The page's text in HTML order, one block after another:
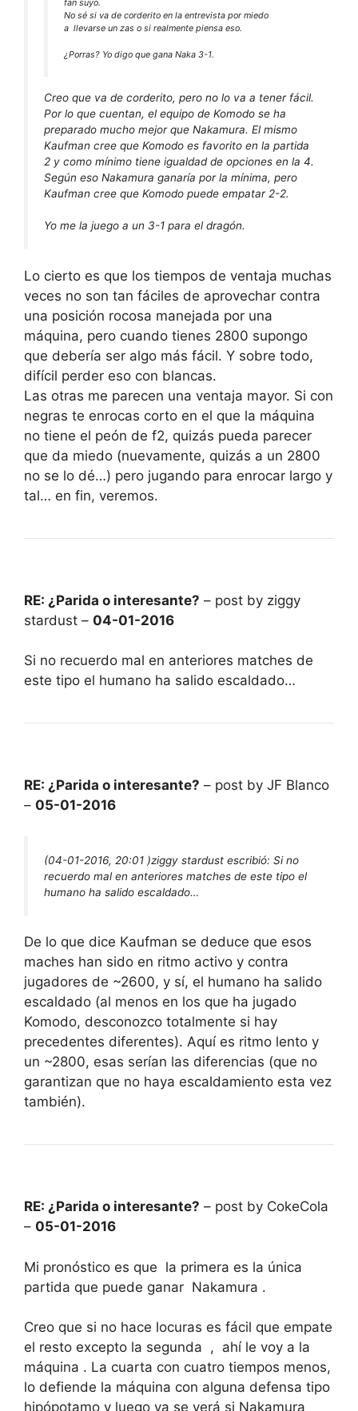
fan suyo.
No sé si va de corderito en la entrevista por miedo
a llevarse un zas o si realmente piensa eso.
¿Porras? Yo digo que gana Naka 3-1.
Creo que va de corderito, pero no lo va a tener fácil.
Por lo que cuentan, el equipo de Komodo se ha
preparado mucho mejor que Nakamura. El mismo
Kaufman cree que Komodo es favorito en la partida
2 y como mínimo tiene igualdad de opciones en la 4.
Según eso Nakamura ganaría por la mínima, pero
Kaufman cree que Komodo puede empatar 2-2.
Yo me la juego a un 3-1 para el dragón.
Lo cierto es que los tiempos de ventaja muchas
veces no son tan fáciles de aprovechar contra
una posición rocosa manejada por una
máquina, pero cuando tienes 2800 supongo
que debería ser algo más fácil. Y sobre todo,
difícil perder eso con blancas.
Las otras me parecen una ventaja mayor. Si con
negras te enrocas corto en el que la máquina
no tiene el peón de f2, quizás pueda parecer
que da miedo (nuevamente, quizás a un 2800
no se lo dé…) pero jugando para enrocar largo y
tal… en fin, veremos.
RE: ¿Parida o interesante? – post by ziggy
stardust – 04-01-2016
Si no recuerdo mal en anteriores matches de
este tipo el humano ha salido escaldado…
RE: ¿Parida o interesante? – post by JF Blanco
– 05-01-2016
(04-01-2016, 20:01 )ziggy stardust escribió: Si no
recuerdo mal en anteriores matches de este tipo el
humano ha salido escaldado…
De lo que dice Kaufman se deduce que esos
maches han sido en ritmo activo y contra
jugadores de ~2600, y sí, el humano ha salido
escaldado (al menos en los que ha jugado
Komodo, desconozco totalmente si hay
precedentes diferentes). Aquí es ritmo lento y
un ~2800, esas serían las diferencias (que no
garantizan que no haya escaldamiento esta vez
también).
RE: ¿Parida o interesante? – post by CokeCola
– 05-01-2016
Mi pronóstico es que la primera es la única
partida que puede ganar Nakamura .
Creo que si no hace locuras es fácil que empate
el resto excepto la segunda , ahí le voy a la
máquina . La cuarta con cuatro tiempos menos,
lo defiende la máquina con alguna defensa tipo
hipópotamo y luego ya se verá si Nakamura